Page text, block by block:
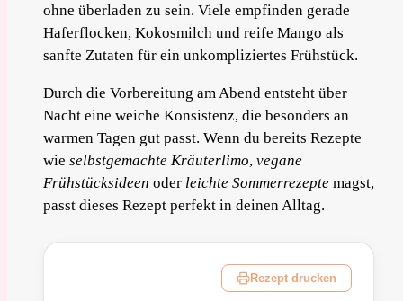
ohne überladen zu sein. Viele empfinden gerade
Haferflocken, Kokosmilch und reife Mango als
sanfte Zutaten für ein unkompliziertes Frühstück.
Durch die Vorbereitung am Abend entsteht über
Nacht eine weiche Konsistenz, die besonders an
warmen Tagen gut passt. Wenn du bereits Rezepte
wie selbstgemachte Kräuterlimo, vegane
Frühstücksideen oder leichte Sommerrezepte magst,
passt dieses Rezept perfekt in deinen Alltag.
Rezept drucken